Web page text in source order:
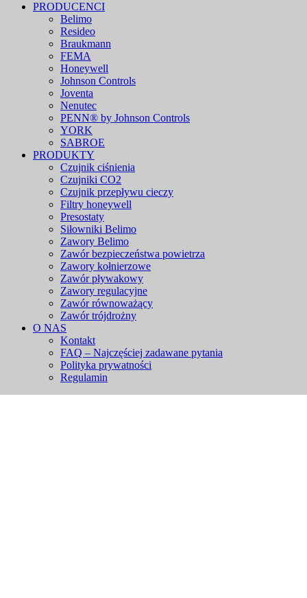
PRODUCENCI
Belimo
Resideo
Braukmann
FEMA
Honeywell
Johnson Controls
Joventa
Nenutec
PENN® by Johnson Controls
YORK
SABROE
PRODUKTY
Czujnik ciśnienia
Czujniki CO2
Czujnik przepływu cieczy
Filtry honeywell
Presostaty
Siłowniki Belimo
Zawory Belimo
Zawór bezpieczeństwa powietrza
Zawory kołnierzowe
Zawór pływakowy
Zawory regulacyjne
Zawór równoważący
Zawór trójdrożny
O NAS
Kontakt
FAQ – Najczęściej zadawane pytania
Polityka prywatności
Regulamin